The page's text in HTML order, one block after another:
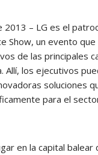
2013 – LG es el
Show, un evento que
de las principales
Allí, los ejecutivos
soluciones
para el
en la capital balear